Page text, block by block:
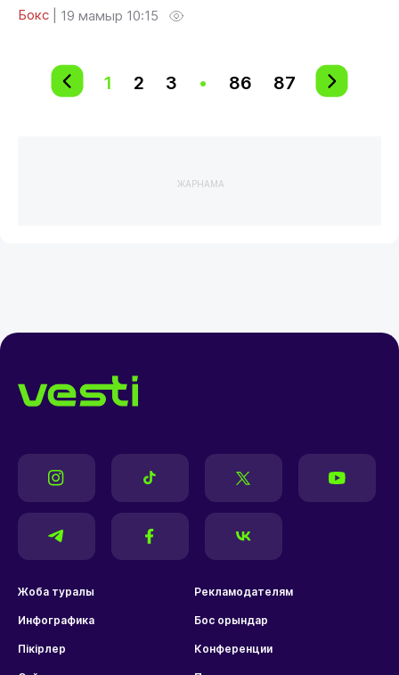
Бокс 19 мамыр 10:15
1 2 3 • 86 87
ЖАРНАМА
Жоба туралы Рекламодателям
Инфографика Бос орындар
Пікірлер Конференции